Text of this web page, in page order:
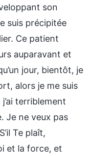
son
suis précipitée
Ce patient
auparavant et
jour, bientôt, je
alors je me suis
terriblement
Je ne veux pas
Te plaît,
et la force, et